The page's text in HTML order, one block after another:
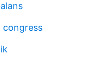
congress